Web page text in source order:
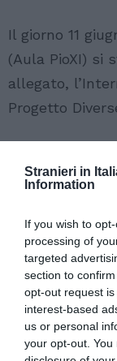
Stranieri in
Information
If you wish to
processing of
targeted
section to
opt-out request
interest-based
us or personal
your opt-out.
Il giorno 11
(Aula PioXI) si
allegato,
Progetto
DIVERSE ha
figura del
diversità da
strategica per
delle società